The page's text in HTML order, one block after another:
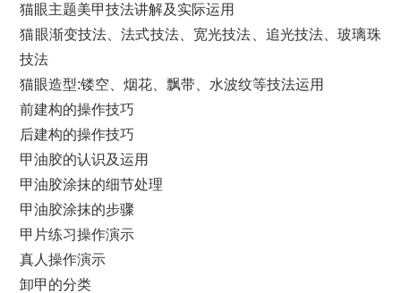
猫眼主题美甲技法讲解及实际运用
猫眼渐变技法、法式技法、宽光技法、追光技法、玻璃珠
技法
猫眼造型:镂空、烟花、飘带、水波纹等技法运用
前建构的操作技巧
后建构的操作技巧
甲油胶的认识及运用
甲油胶涂抹的细节处理
甲油胶涂抹的步骤
甲片练习操作演示
真人操作演示
卸甲的分类